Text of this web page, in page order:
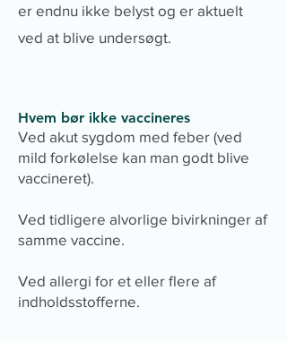
er endnu ikke belyst og er aktuelt
ved at blive undersøgt.
Hvem bør ikke vaccineres
Ved akut sygdom med feber (ved
mild forkølelse kan man godt blive
vaccineret).
Ved tidligere alvorlige bivirkninger af
samme vaccine.
Ved allergi for et eller flere af
indholdsstofferne.